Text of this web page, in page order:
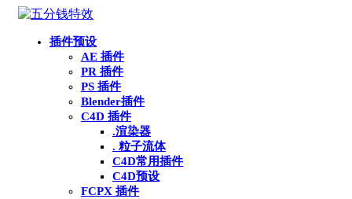
插件预设
AE 插件
PR 插件
PS 插件
Blender插件
C4D 插件
.渲染器
. 粒子流体
C4D常用插件
C4D预设
FCPX 插件